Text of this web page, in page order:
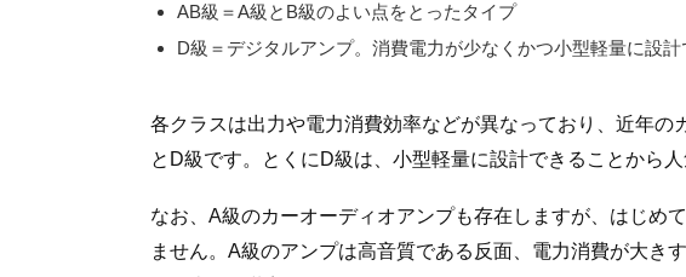
AB級＝A級とB級のよい点をとったタイプ
D級＝デジタルアンプ。消費電力が少なくかつ小型軽量に設計
各クラスは出力や電力消費効率などが異なっており、近年の
とD級です。とくにD級は、小型軽量に設計できることから人
なお、A級のカーオーディオアンプも存在しますが、はじめ
ません。A級のアンプは高音質である反面、電力消費が大き